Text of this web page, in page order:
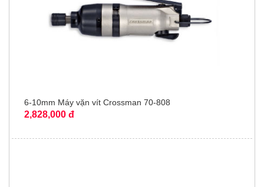
6-10mm Máy vặn vít Crossman 70-808
2,828,000 đ